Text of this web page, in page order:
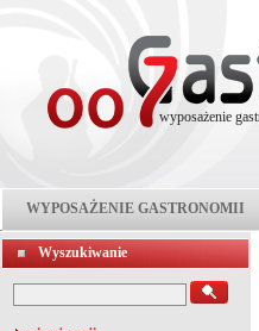
wyposażenie
WYPOSAŻENIE GASTRONOMII
Wyszukiwanie